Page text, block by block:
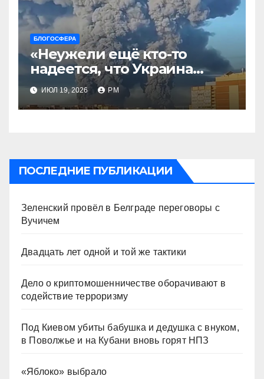
БЛОГОСФЕРА
«Неужели ещё кто-то
надеется, что Украина
будет действовать
непоследовательно?»
ИЮЛ 19, 2026 РМ
ПОСЛЕДНИЕ ПУБЛИКАЦИИ
Зеленский провёл в Белграде переговоры с
Вучичем
Двадцать лет одной и той же тактики
Дело о криптомошенничестве оборачивают в
содействие терроризму
Под Киевом убиты бабушка и дедушка с внуком,
в Поволжье и на Кубани вновь горят НПЗ
«Яблоко» выбрало